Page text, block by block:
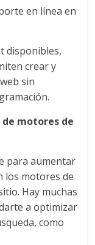
en línea en
disponibles,
crear y
sin
motores de
para aumentar
los motores de
Hay muchas
a optimizar
como